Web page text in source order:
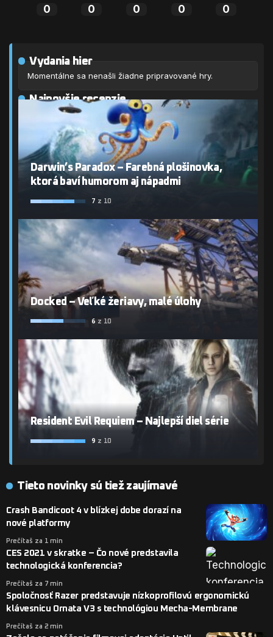
0 0 0 0 0
Vydania hier
Momentálne sa nenašli žiadne pripravované hry.
Najnovšie recenzie
Darwin’s Paradox – Farebná plošinovka,
ktorá baví humorom aj nápadmi
7 z 10
Docked – Veľké žeriavy, malé úlohy
6 z 10
Resident Evil Requiem – Najlepší diel série
9 z 10
Tieto novinky sú tiež zaujímavé
Crash Bandicoot 4 v blízkej dobe dorazí na
nové platformy
Prečítaš za 1 min
CES 2021 v skratke – Čo nové predstavila
technologická konferencia?
Prečítaš za 7 min
Spoločnosť Razer predstavuje nízkoprofilovú ergonomickú
klávesnicu Ornata V3 s technológiou Mecha-Membrane
Prečítaš za 2 min